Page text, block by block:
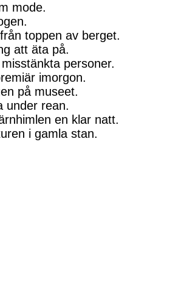
mode.
toppen av berget.
att äta på.
personer.
imorgon.
på museet.
under rean.
en klar natt.
i gamla stan.